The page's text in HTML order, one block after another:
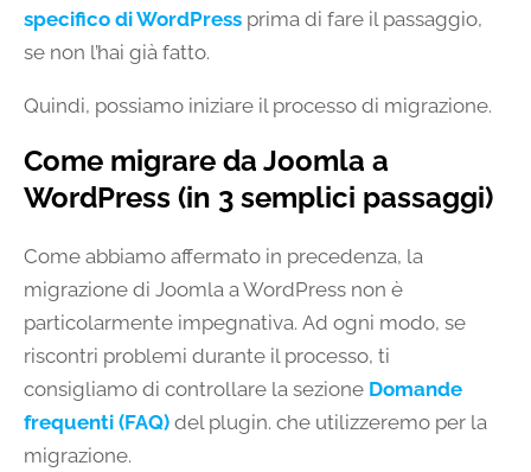
specifico di WordPress prima di fare il passaggio,
se non l’hai già fatto.
Quindi, possiamo iniziare il processo di migrazione.
Come migrare da Joomla a
WordPress (in 3 semplici passaggi)
Come abbiamo affermato in precedenza, la
migrazione di Joomla a WordPress non è
particolarmente impegnativa. Ad ogni modo, se
riscontri problemi durante il processo, ti
consigliamo di controllare la sezione Domande
frequenti (FAQ) del plugin. che utilizzeremo per la
migrazione.